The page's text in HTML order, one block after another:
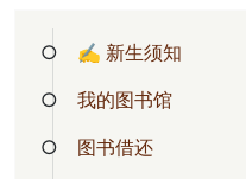
✍ 新生须知
我的图书馆
图书借还